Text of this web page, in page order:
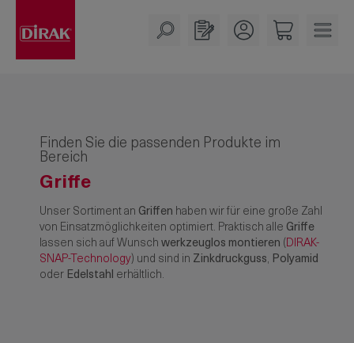
Finden Sie die passenden Produkte im
Bereich
Griffe
Unser Sortiment an Griffen haben wir für eine große Zahl
von Einsatzmöglichkeiten optimiert. Praktisch alle Griffe
lassen sich auf Wunsch werkzeuglos montieren (DIRAK-
SNAP-Technology) und sind in Zinkdruckguss, Polyamid
oder Edelstahl erhältlich.